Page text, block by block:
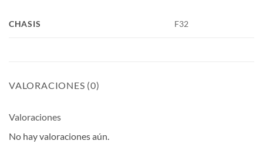
CHASIS F32
VALORACIONES (0)
Valoraciones
No hay valoraciones aún.